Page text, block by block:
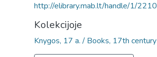
http://elibrary.mab.lt/handle/1/2210
Kolekcijoje
Knygos, 17 a. / Books, 17th century